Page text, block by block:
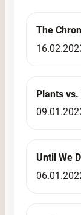
The
Plants
Until We